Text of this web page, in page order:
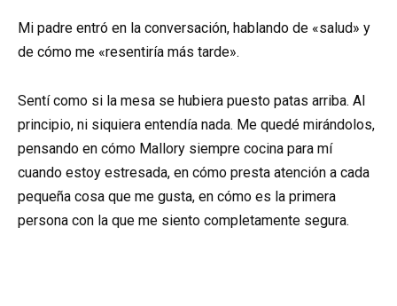
Mi padre entró en la conversación, hablando de «salud» y
de cómo me «resentiría más tarde».
Sentí como si la mesa se hubiera puesto patas arriba. Al
principio, ni siquiera entendía nada. Me quedé mirándolos,
pensando en cómo Mallory siempre cocina para mí
cuando estoy estresada, en cómo presta atención a cada
pequeña cosa que me gusta, en cómo es la primera
persona con la que me siento completamente segura.